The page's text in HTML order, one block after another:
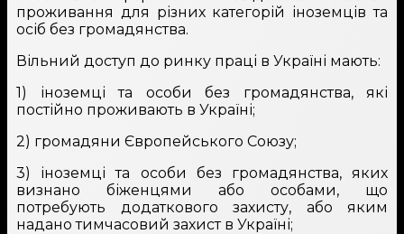
проживання для різних категорій іноземців та
осіб без громадянства.
Вільний доступ до ринку праці в Україні мають:
1) іноземці та особи без громадянства, які
постійно проживають в Україні;
2) громадяни Європейського Союзу;
3) іноземці та особи без громадянства, яких
визнано біженцями або особами, що
потребують додаткового захисту, або яким
надано тимчасовий захист в Україні;